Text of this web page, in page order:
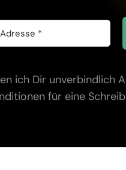
ich Dir unverbindlich
für eine